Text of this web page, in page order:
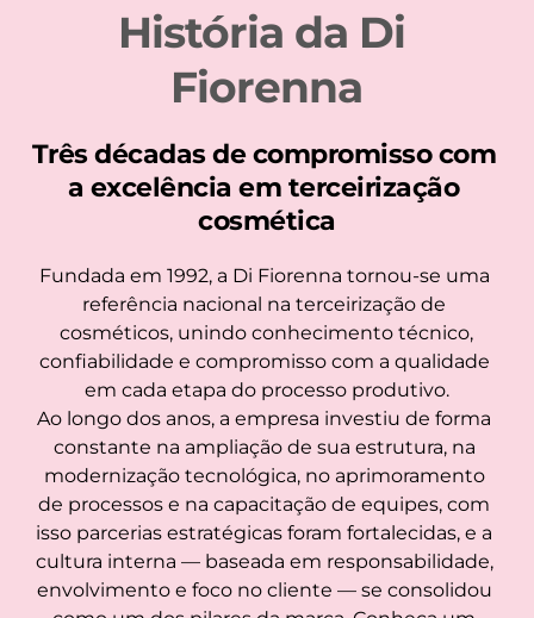
História da Di
Fiorenna
Três décadas de compromisso com
a excelência em terceirização
cosmética
Fundada em 1992, a Di Fiorenna tornou-se uma
referência nacional na terceirização de
cosméticos, unindo conhecimento técnico,
confiabilidade e compromisso com a qualidade
em cada etapa do processo produtivo.
Ao longo dos anos, a empresa investiu de forma
constante na ampliação de sua estrutura, na
modernização tecnológica, no aprimoramento
de processos e na capacitação de equipes, com
isso parcerias estratégicas foram fortalecidas, e a
cultura interna — baseada em responsabilidade,
envolvimento e foco no cliente — se consolidou